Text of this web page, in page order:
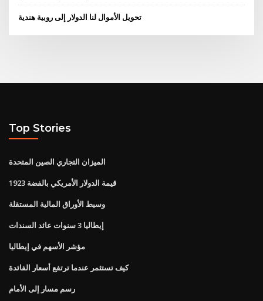
تحويل الأموال لنا الدولار إلى روبية هندية
Top Stories
الميزان التجاري الصين المتحدة
1923 قيمة الدولار الأمريكي بالفضة
وسيط الأوراق المالية المستقلة
إيطاليا 3 سنوات عائد السندات
مؤشر الأسهم في إيطاليا
كيف تستثمر عندما ترتفع أسعار الفائدة
رسم مسار إلى الأمام